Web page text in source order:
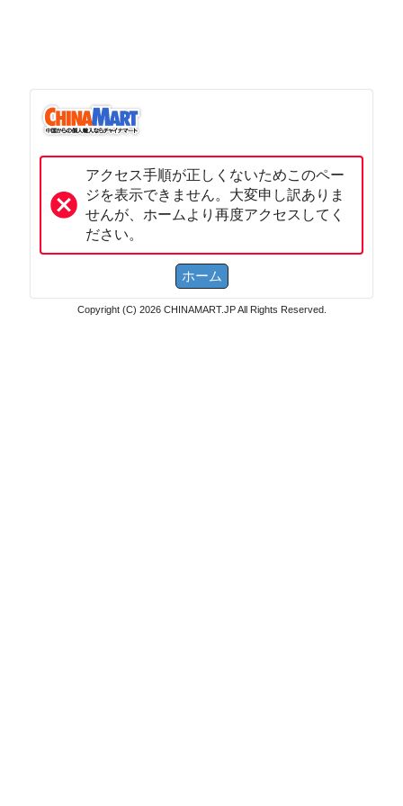
アクセス手順が正しくないためこのペー
ジを表示できません。大変申し訳ありま
せんが、ホームより再度アクセスしてく
ださい。
Copyright (C) 2026 CHINAMART.JP All Rights Reserved.